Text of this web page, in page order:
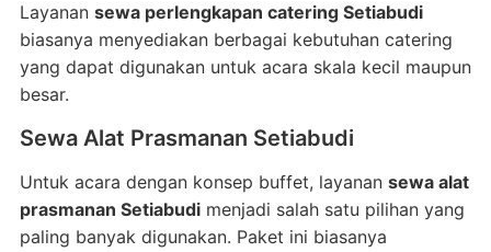
Layanan sewa perlengkapan catering Setiabudi
biasanya menyediakan berbagai kebutuhan catering
yang dapat digunakan untuk acara skala kecil maupun
besar.
Sewa Alat Prasmanan Setiabudi
Untuk acara dengan konsep buffet, layanan sewa alat
prasmanan Setiabudimenjadi salah satu pilihan yang
paling banyak digunakan. Paket ini biasanya